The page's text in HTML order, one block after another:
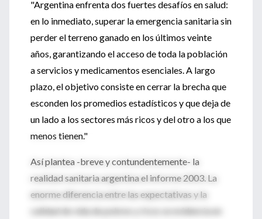
"Argentina enfrenta dos fuertes desafíos en salud:
en lo inmediato, superar la emergencia sanitaria sin
perder el terreno ganado en los últimos veinte
años, garantizando el acceso de toda la población
a servicios y medicamentos esenciales. A largo
plazo, el objetivo consiste en cerrar la brecha que
esconden los promedios estadísticos y que deja de
un lado a los sectores más ricos y del otro a los que
menos tienen."
Así plantea -breve y contundentemente- la
realidad sanitaria argentina el informe 2003. La
enorme diferencia entre las expectativas y la
calidad de vida de pobres y ricos se evidencia en